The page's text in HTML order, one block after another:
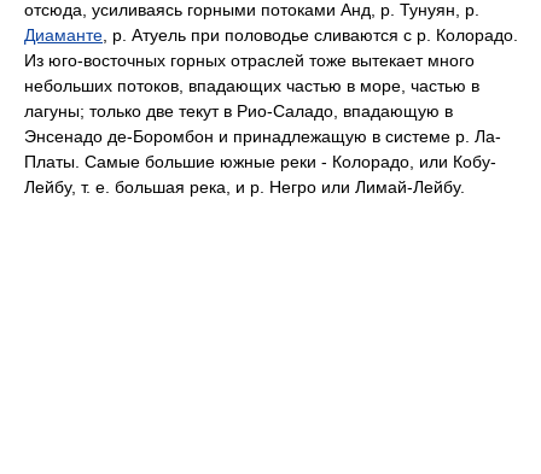
отсюда, усиливаясь горными потоками Анд, р. Тунуян, р.
Диаманте , р. Атуель при половодье сливаются с р. Колорадо.
Из юго-восточных горных отраслей тоже вытекает много
небольших потоков, впадающих частью в море, частью в
лагуны; только две текут в Pиo-Саладо, впадающую в
Энсенадо де-Боромбон и принадлежащую в системе р. Ла-
Платы. Самые большие южные реки - Колорадо, или Кобу-
Лейбу, т. е. большая река, и р. Негро или Лимай-Лейбу.